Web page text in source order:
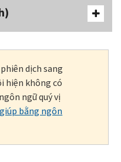
dịch sang
hiện không có
ngữ quý vị
bằng ngôn